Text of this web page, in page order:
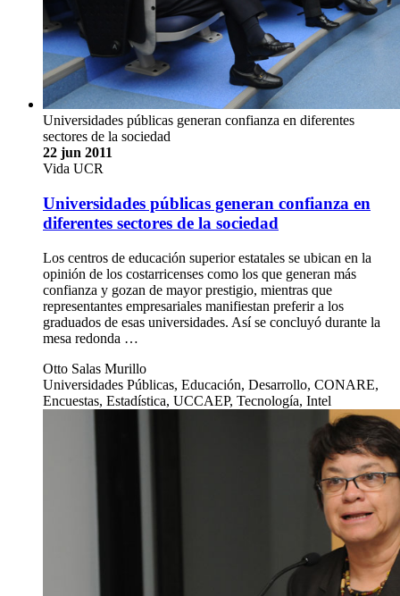
Universidades públicas generan confianza en diferentes
sectores de la sociedad
22 jun 2011
Vida UCR
Universidades públicas generan confianza en
diferentes sectores de la sociedad
Los centros de educación superior estatales se ubican en la
opinión de los costarricenses como los que generan más
confianza y gozan de mayor prestigio, mientras que
representantes empresariales manifiestan preferir a los
graduados de esas universidades. Así se concluyó durante la
mesa redonda …
Otto Salas Murillo
Universidades Públicas, Educación, Desarrollo, CONARE,
Encuestas, Estadística, UCCAEP, Tecnología, Intel